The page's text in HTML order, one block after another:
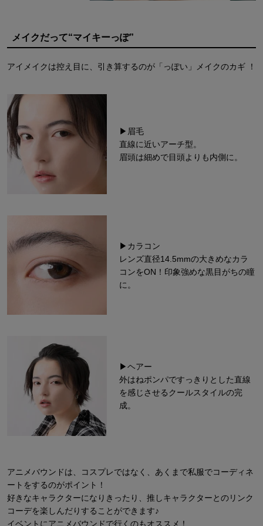
メイクだって“マイキーっぽ”
アイメイクは控え目に、引き算するのが「っぽい」メイクのカギ ！
▶眉毛
直線に近いアーチ型。
眉頭は細めで目頭よりも内側に。
▶カラコン
レンズ直径14.5mmの大きめなカラ
コンをON！印象強めな黒目がちの瞳
に。
▶ヘアー
外はねポンパですっきりとした直線
を感じさせるクールスタイルの完
成。
アニメバウンドは、コスプレではなく、あくまで私服でコーディネ
ートをするのがポイント！
好きなキャラクターになりきったり、推しキャラクターとのリンク
コーデを楽しんだりすることができます♪
イベントにアニメバウンドで行くのもオススメ！